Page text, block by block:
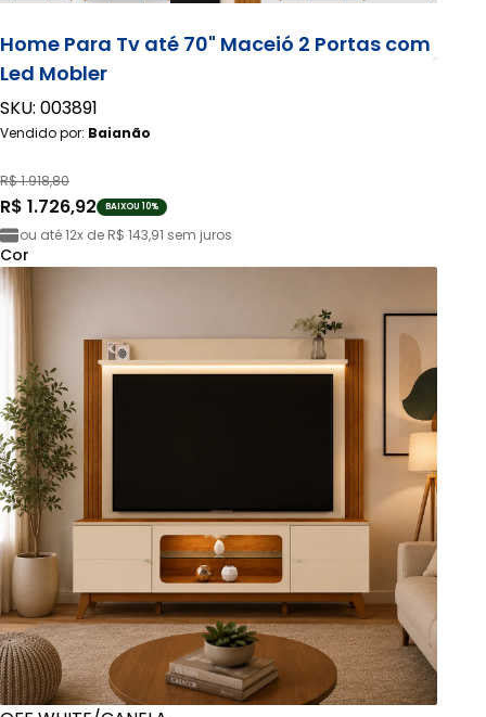
Home Para Tv até 70" Maceió 2 Portas com
Led Mobler
SKU: 003891
Vendido por: Baianão
R$ 1.918,80
R$ 1.726,92 BAIXOU 10%
ou até12x de R$ 143,91 sem juros
Cor